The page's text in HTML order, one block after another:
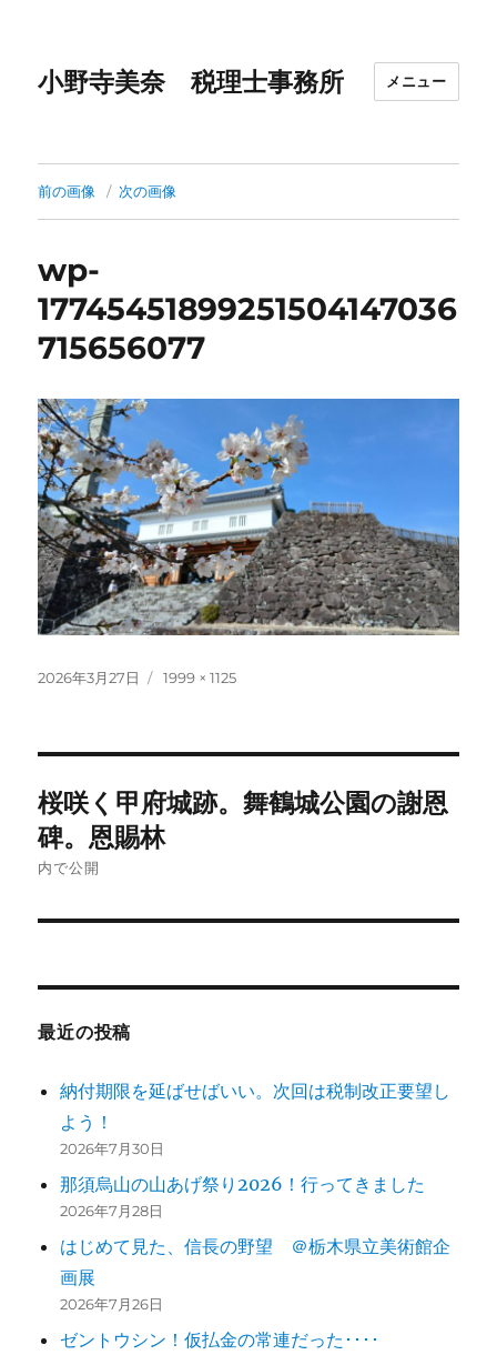
小野寺美奈 税理士事務所 メニュー
前の画像 次の画像
wp-
17745451899251504147036
715656077
投
2026年3月27日
フ
1999 × 1125
稿
ナ
ビ
ョ
ン
桜咲く甲府城跡。舞鶴城公園の謝恩
碑。恩賜林
内で公開
最近の投稿
納付期限を延ばせばいい。次回は税制改正要望し
よう！
2026年7月30日
那須烏山の山あげ祭り2026！行ってきました
2026年7月28日
はじめて見た、信長の野望 ＠栃木県立美術館企
画展
2026年7月26日
ゼントウシン！仮払金の常連だった････